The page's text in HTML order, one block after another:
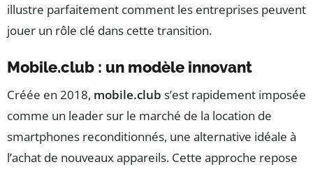
illustre parfaitement comment les entreprises peuvent
jouer un rôle clé dans cette transition.
Mobile.club : un modèle innovant
Créée en 2018, mobile.club s’est rapidement imposée
comme un leader sur le marché de la location de
smartphones reconditionnés, une alternative idéale à
l’achat de nouveaux appareils. Cette approche repose